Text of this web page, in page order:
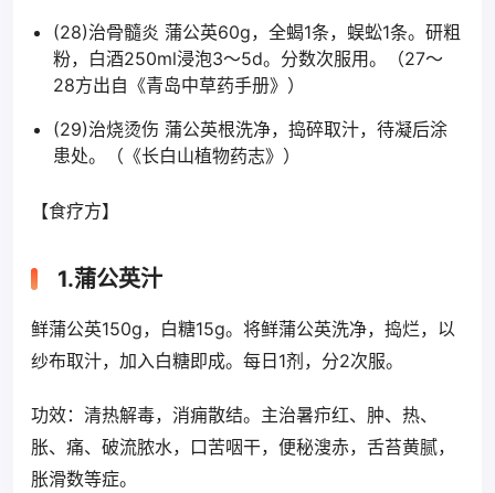
(28)治骨髓炎 蒲公英60g，全蝎1条，蜈蚣1条。研粗
粉，白酒250ml浸泡3～5d。分数次服用。（27～
28方出自《青岛中草药手册》）
(29)治烧烫伤 蒲公英根洗净，捣碎取汁，待凝后涂
患处。（《长白山植物药志》）
【食疗方】
1.蒲公英汁
鲜蒲公英150g，白糖15g。将鲜蒲公英洗净，捣烂，以
纱布取汁，加入白糖即成。每日1剂，分2次服。
功效：清热解毒，消痈散结。主治暑疖红、肿、热、
胀、痛、破流脓水，口苦咽干，便秘溲赤，舌苔黄腻，
胀滑数等症。